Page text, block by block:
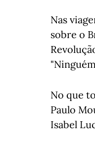
Nas
sobre o
No que
Paulo
Isabel